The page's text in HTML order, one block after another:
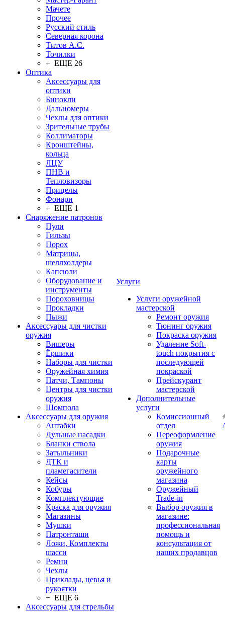
Мачете
Прочее
Русский стиль
Северная корона
Титов А.С.
Точилки
+ ЕЩЕ 26
Оптика
Аксессуары для
оптики
Бинокли
Дальномеры
Чехлы для оптики
Зрительные трубы
Коллиматоры
Кронштейны,
кольца
ЛЦУ
ПНВ и
Тепловизоры
Прицелы
Фонари
+ ЕЩЕ 1
Снаряжение патронов
Пули
Гильзы
Порох
Матрицы,
шеллхолдеры
Капсюли
Оборудование и
инструменты
Пороховницы
Прокладки
Пыжи
Аксессуары для чистки
оружия
Вишеры
Ёршики
Наборы для чистки
Оружейная химия
Патчи, Тампоны
Центры для чистки
оружия
Шомпола
Аксессуары для оружия
Антабки
Дульные насадки
Бланки ствола
Затыльники
ДТК и
пламегасители
Кейсы
Кобуры
Комплектующие
Краска для оружия
Магазины
Мушки
Патронташи
Ложи, Комплекты
шасси
Ремни
Чехлы
Приклады, цевья и
рукоятки
+ ЕЩЕ 6
Аксессуары для стрельбы
Услуги
Услуги оружейной
мастерской
Ремонт оружия
Тюнинг оружия
Покраска оружия
Удаление Soft-
touch покрытия с
последующей
покраской
Прейскурант
мастерской
Дополнительные
услуги
Комиссионный
отдел
Переоформление
оружия
Подарочные
карты
оружейного
магазина
Оружейный
Trade-in
Выбор оружия в
магазине:
профессиональная
помощь и
консультация от
наших продавцов